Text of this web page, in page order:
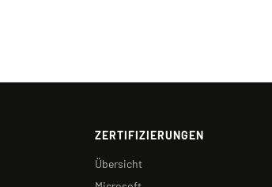
ZERTIFIZIERUNGEN
Übersicht